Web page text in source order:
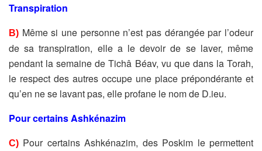
Transpiration
B) Même si une personne n’est pas dérangée par l’odeur
de satranspiration, elle a le devoir de se laver, même
pendant la semainede Tichâ Béav, vu que dans la Torah,
le respect des autres occupe une place prépondérante et
qu’en ne se lavant pas, elle profane le nom de D.ieu.
Pour certains Ashkénazim
C) Pour certains Ashkénazim, des Poskim le permettent